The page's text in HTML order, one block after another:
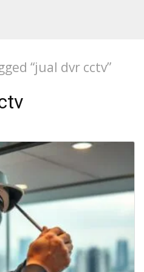
“jual dvr cctv”